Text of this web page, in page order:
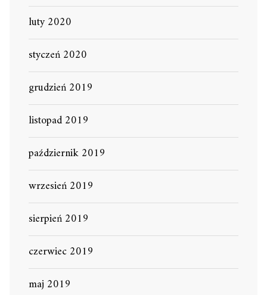
luty 2020
styczeń 2020
grudzień 2019
listopad 2019
październik 2019
wrzesień 2019
sierpień 2019
czerwiec 2019
maj 2019